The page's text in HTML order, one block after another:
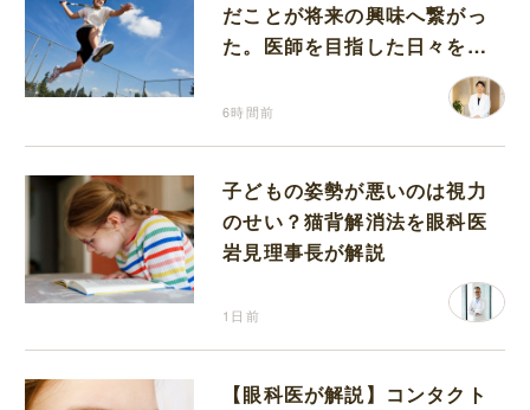
だことが将来の興味へ繋がっ
た。医師を目指した日々を振
6時間前
子どもの姿勢が悪いのは視力
のせい？猫背解消法を眼科医
岩見理事長が解説
1日前
【眼科医が解説】コンタクト